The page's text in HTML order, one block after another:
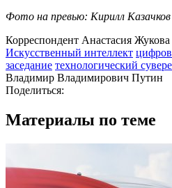
Фото на превью: Кирилл
Корреспондент Анастасия Жукова
Искусственный интеллект
заседание технологический
Владимир Владимирович Путин
Поделиться:
Материалы по теме